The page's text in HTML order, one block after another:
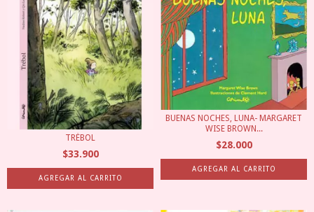
TRÉBOL
$33.900
BUENAS NOCHES, LUNA- MARGARET
WISE BROWN...
$28.000